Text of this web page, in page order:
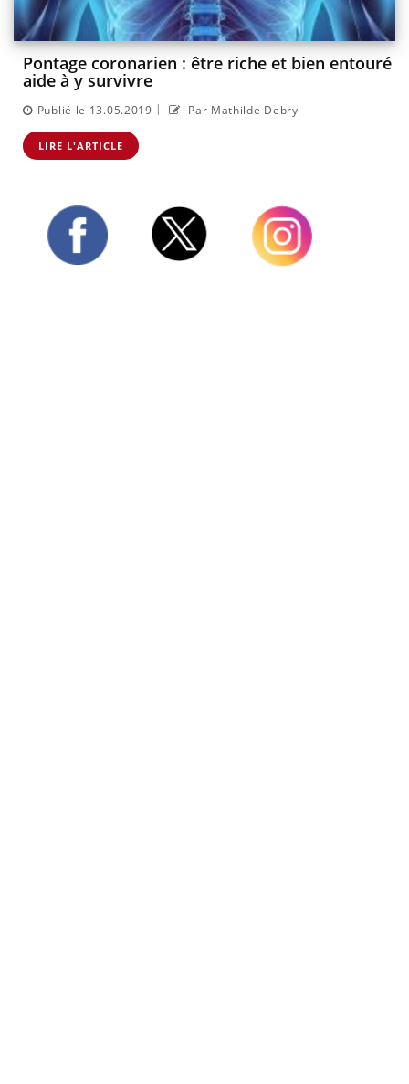
Pontage coronarien : être riche et bien entouré
aide à y survivre
Publié le 13.05.2019 | Par Mathilde Debry
LIRE L'ARTICLE